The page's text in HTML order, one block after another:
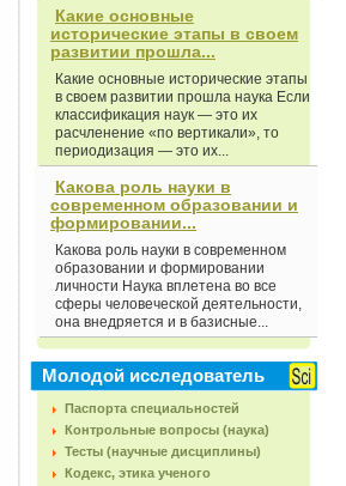
Какие основные
исторические этапы в своем
развитии прошла...
Какие основные исторические этапы
в своем развитии прошла наука Если
классификация наук — это их
расчленение «по вертикали», то
периодизация — это их...
Какова роль науки в
современном образовании и
формировании...
Какова роль науки в современном
образовании и формировании
личности Наука вплетена во все
сферы человеческой деятельности,
она внедряется и в базисные...
Молодой исследователь
Паспорта специальностей
Контрольные вопросы (наука)
Тесты (научные дисциплины)
Кодекс, этика ученого